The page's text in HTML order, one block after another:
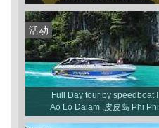
活动
Full Day tour by speedboat !
Ao Lo Dalam ,皮皮岛 Phi Phi